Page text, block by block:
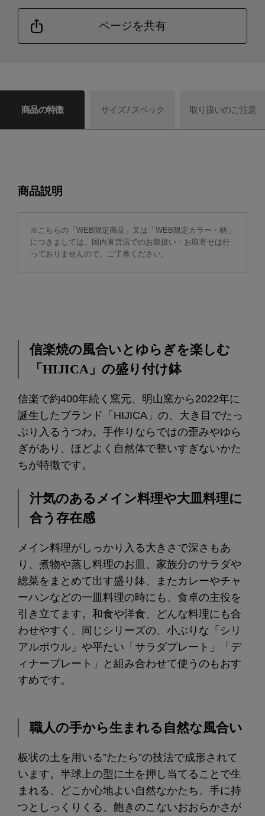
ページを共有
商品の特徴 サイズ / スペック 取り扱いのご注意
商品説明
※こちらの「WEB限定商品」又は「WEB限定カラー・柄」
につきましては、国内直営店でのお取扱い・お取寄せは行
っておりませんので、ご了承ください。
信楽焼の風合いとゆらぎを楽しむ
「HIJICA」の盛り付け鉢
信楽で約400年続く窯元、明山窯から2022年に
誕生したブランド「HIJICA」の、大き目でたっ
ぷり入るうつわ。手作りならではの歪みやゆら
ぎがあり、ほどよく自然体で整いすぎないかた
ちが特徴です。
汁気のあるメイン料理や大皿料理に
合う存在感
メイン料理がしっかり入る大きさで深さもあ
り、煮物や蒸し料理のお皿、家族分のサラダや
総菜をまとめて出す盛り鉢、またカレーやチャ
ーハンなどの一皿料理の時にも、食卓の主役を
引き立てます。和食や洋食、どんな料理にも合
わせやすく、同じシリーズの、小ぶりな「シリ
アルボウル」や平たい「サラダプレート」「デ
ィナープレート」と組み合わせて使うのもおす
すめです。
職人の手から生まれる自然な風合い
板状の土を用いる”たたら”の技法で成形されて
います。半球上の型に土を押し当てることで生
まれる、どこか心地よい自然なかたち。手に持
つとしっくりくる、飽きのこないおおらかさが